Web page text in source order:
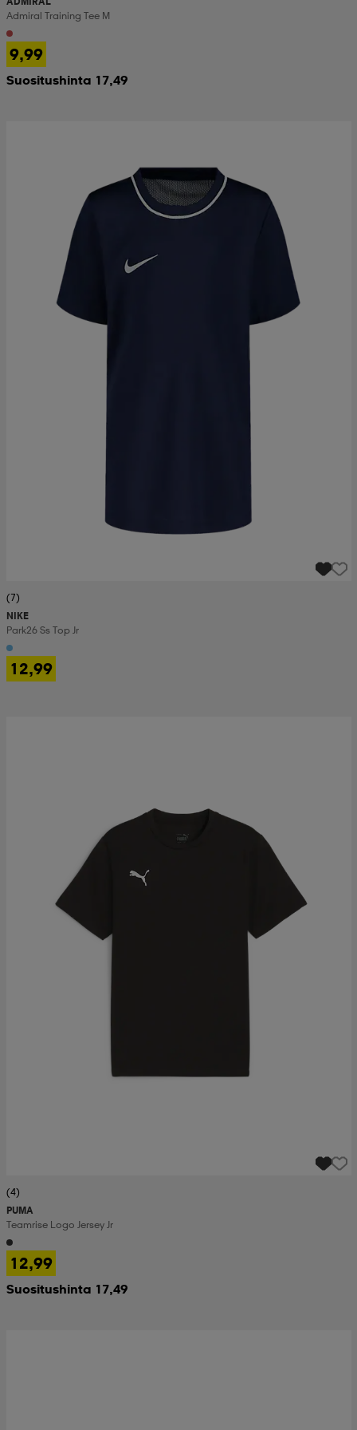
Admiral Training Tee M
9,99
Suositushinta 17,49
(7)
NIKE
Park26 Ss Top Jr
12,99
(4)
PUMA
Teamrise Logo Jersey Jr
12,99
Suositushinta 17,49